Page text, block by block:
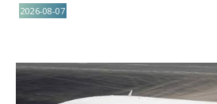
2026-08-07